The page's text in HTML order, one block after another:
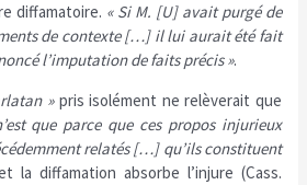
diffamatoire. « Si M. [U] avait purgé de
de contexte […] il lui aurait été fait
l’imputation de faits précis ».
»pris isolément ne relèverait que
que parce que ces propos injurieux
relatés […] qu’ils constituent
diffamation absorbe l’injure (Cass.